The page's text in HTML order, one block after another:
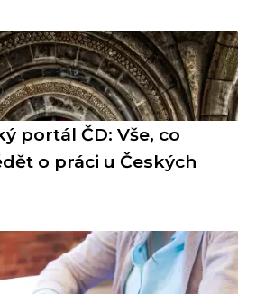
portál ČD: Vše, co
o práci u Českých